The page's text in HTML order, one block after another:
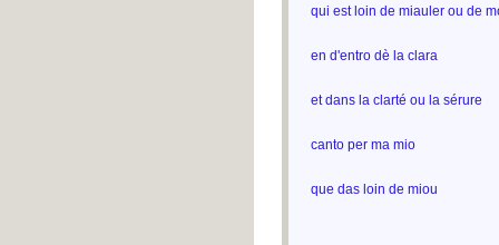
qui est loin de miauler ou de
en d'entro dè la clara
et dans la clarté ou la sérure
canto per ma mio
que das loin de miou